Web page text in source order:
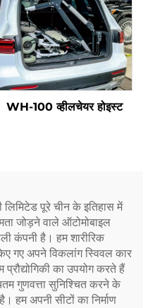
WH-100 व्हीलचेयर होइस्ट
पूरे चीन के इतिहास में
जोड़ने वाले ऑटोमोबाइल
कंपनी है। हम शारीरिक
गए अपने विकलांग स्विवल कार
का उपयोग करते हैं
गुणवत्ता सुनिश्चित करने के
हम अपनी सीटों का निर्माण